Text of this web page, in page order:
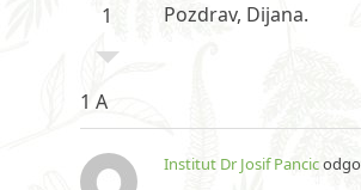
1
Pozdrav, Dijana.
1 A
Institut Dr Josif Pancic